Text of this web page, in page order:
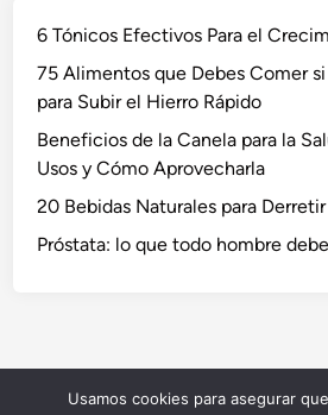
6 Tónicos Efectivos Para el
75 Alimentos que Debes Comer
para Subir el Hierro Rápido
Beneficios de la Canela para la
Usos y Cómo Aprovecharla
20 Bebidas Naturales para
Próstata: lo que todo hombre
Copyright © 2026NaturVida.
Usamos cookies para asegurar